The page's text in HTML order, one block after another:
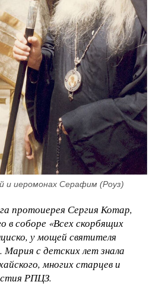
и иеромонах Серафим (Роуз)
протоиерея Сергия Котар,
в соборе «Всех скорбящих
у мощей святителя
с детских лет знала
многих старцев и
РПЦЗ.